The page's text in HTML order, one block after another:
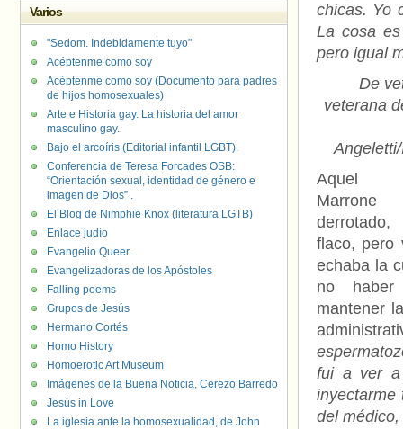
chicas. Yo
La cosa
pero igual
De
veterana
Aquel
Marrone
flaco, pero
echaba la
no haber
mantener
fui a ver a
inyectarme
del
Varios
"Sedom. Indebidamente tuyo"
Acéptenme como soy
Acéptenme como soy (Documento para padres
de hijos homosexuales)
Arte e Historia gay. La historia del amor
masculino gay.
Bajo el arcoíris (Editorial infantil LGBT).
Conferencia de Teresa Forcades OSB:
“Orientación sexual, identidad de género e
imagen de Dios” .
El Blog de Nimphie Knox (literatura LGTB)
Enlace judío
Evangelio Queer.
Evangelizadoras de los Apóstoles
Falling poems
Grupos de Jesús
Hermano Cortés
Homo History
Homoerotic Art Museum
Imágenes de la Buena Noticia, Cerezo Barredo
Jesús in Love
La iglesia ante la homosexualidad, de John